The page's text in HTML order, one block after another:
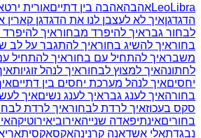
LeoLibra אהבהאהבה בין דתייםאורית ירט
הדגדגןאיך לא לעצבן לנו את הדגדגן קארין
לבחור גבראיך להיפרד מבחוראיך
בחוראיך להשיג בחוראיך להתגבר על לב
משבראיך להתחיל עם בחוראיך להתחיל
לחתונהאיך למצוץ לבחוראיך לנהל זוגיות
יחסיםאיך לנהל מערכת יחסים בין דתיים
בחורהאיך לענג גבראיך לענג נשיםאיך
סקס בעכוזאיך לרדת לבחוראיך לרדת
בחוריםאינתיפאדה שנייהאירוביאירוטיקה
נבגדתאלי אשדאנה קרנינהאקסאקסית